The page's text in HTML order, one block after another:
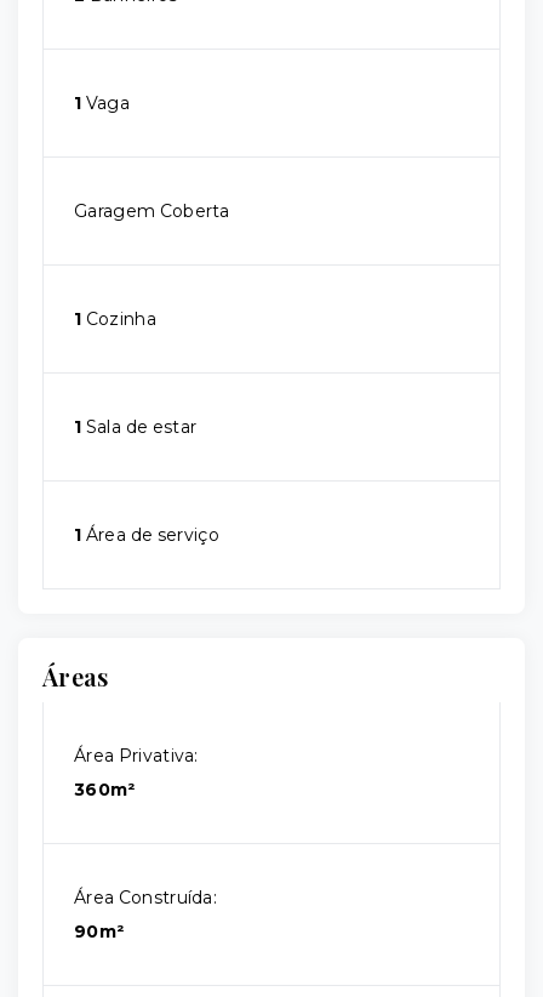
1 Vaga
Garagem Coberta
1 Cozinha
1 Sala de estar
1 Área de serviço
Áreas
Área Privativa:
360m²
Área Construída:
90m²